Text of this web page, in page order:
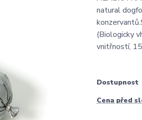
natural
(Biologicky
vnitřností,
Dostupnost
Cena před